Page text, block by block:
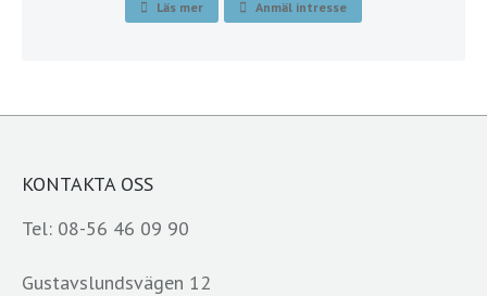
Läs mer Anmäl intresse
KONTAKTA OSS
Tel: 08-56 46 09 90
Gustavslundsvägen 12